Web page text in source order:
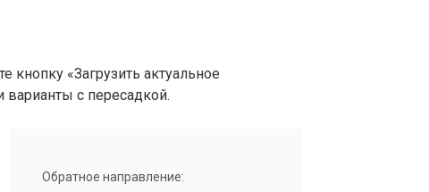
«Загрузить актуальное
варианты с пересадкой.
Обратное направление: